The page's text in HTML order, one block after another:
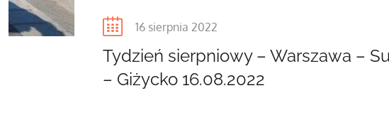
Posted
16 sierpnia 2022
Tydzień sierpniowy – Warszawa –
– Giżycko 16.08.2022